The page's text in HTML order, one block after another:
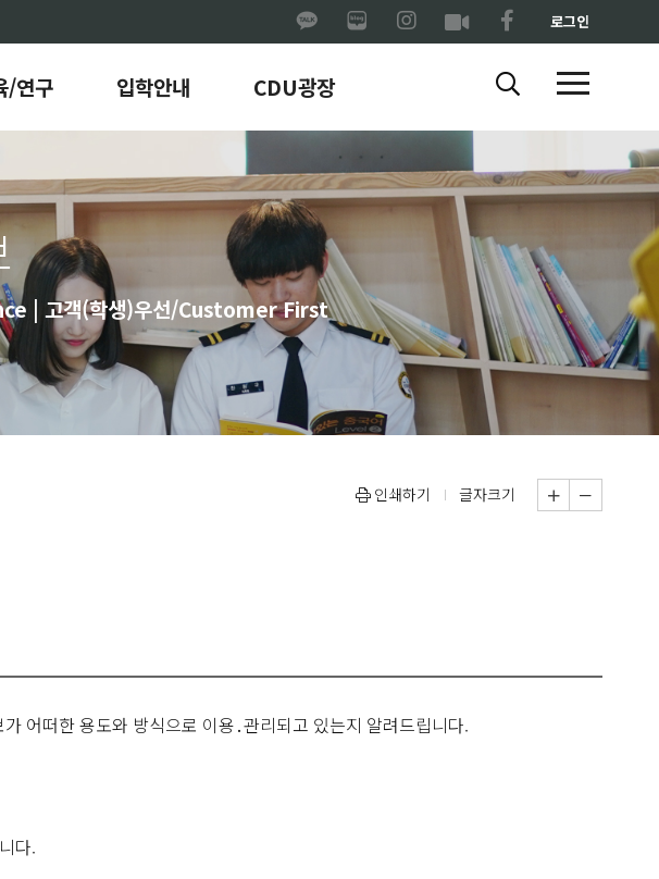
로그인
/연구 입학안내 CDU광장
| 고객(학생)우선/Customer First
인쇄하기 글자크기
어떠한 용도와 방식으로 이용․관리되고 있는지 알려드립니다.
다.